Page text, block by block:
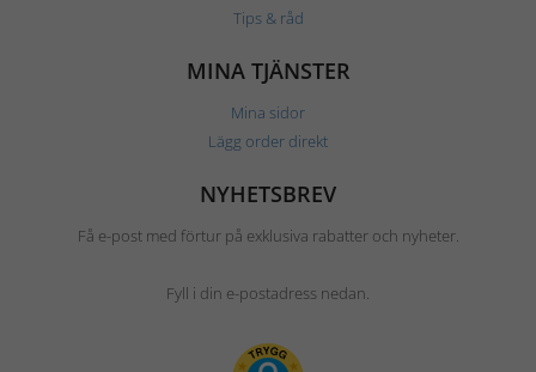
Tips & råd
MINA TJÄNSTER
Mina sidor
Lägg order direkt
NYHETSBREV
Få e-post med förtur på exklusiva rabatter och nyheter.
Fyll i din e-postadress nedan.